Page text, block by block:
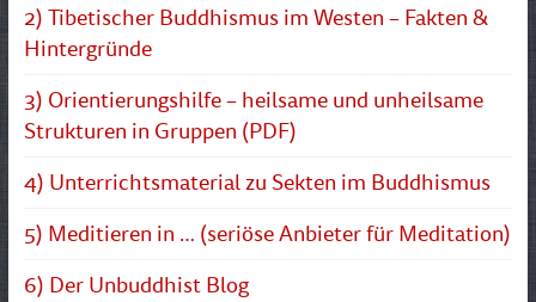
2) Tibetischer Buddhismus im Westen – Fakten &
Hintergründe
3) Orientierungshilfe – heilsame und unheilsame
Strukturen in Gruppen (PDF)
4) Unterrichtsmaterial zu Sekten im Buddhismus
5) Meditieren in … (seriöse Anbieter für Meditation)
6) Der Unbuddhist Blog